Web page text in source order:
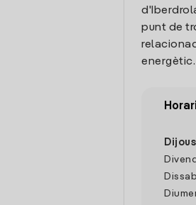
punt de
energètic.
Horari
Dijous